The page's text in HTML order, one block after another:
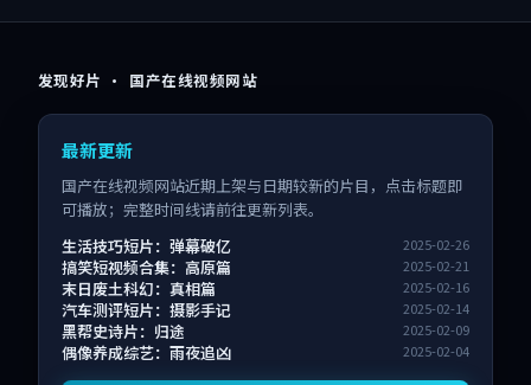
发现好片 · 国产在线视频网站
最新更新
国产在线视频网站近期上架与日期较新的片目，点击标题即
可播放；完整时间线请前往更新列表。
生活技巧短片：弹幕破亿
2025-02-26
搞笑短视频合集：高原篇 2025-02-21
末日废土科幻：真相篇 2025-02-16
汽车测评短片：摄影手记 2025-02-14
黑帮史诗片：归途 2025-02-09
偶像养成综艺：雨夜追凶 2025-02-04